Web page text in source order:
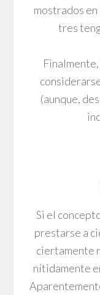
mostrados
tres
(aunque,
Si el
prestarse a
ciertamente
nítidamente